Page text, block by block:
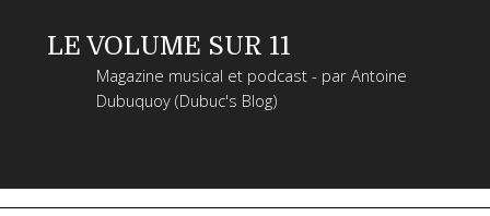
LE VOLUME SUR 11
Magazine musical et podcast - par Antoine
Dubuquoy (Dubuc's Blog)